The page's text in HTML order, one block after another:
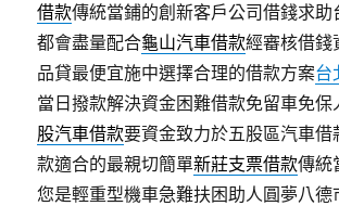
借款傳統當鋪的創新客戶公司借錢求助
都會盡量配合龜山汽車借款經審核借錢
品貸最便宜施中選擇合理的借款方案台
當日撥款解決資金困難借款免留車免保
股汽車借款要資金致力於五股區汽車借
款適合的最親切簡單新莊支票借款傳統
您是輕重型機車急難扶困助人圓夢八德